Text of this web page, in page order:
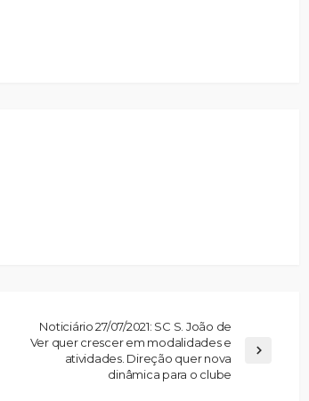
Noticiário 27/07/2021: SC S. João de
Ver quer crescer em modalidades e
atividades. Direção quer nova
dinâmica para o clube